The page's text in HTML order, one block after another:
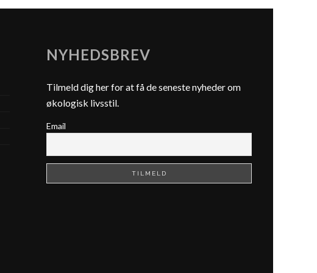
NYHEDSBREV
Tilmeld dig her for at få de seneste nyheder om
økologisk livsstil.
Email